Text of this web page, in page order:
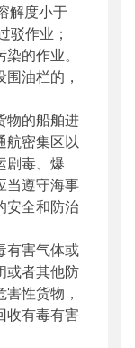
解度小于
驳作业；
的作业。
油栏的，
的船舶进
航密集区以
剧毒、爆
当遵守海事
安全和防治
害气体或
或者其他防
性货物，
收有毒有害